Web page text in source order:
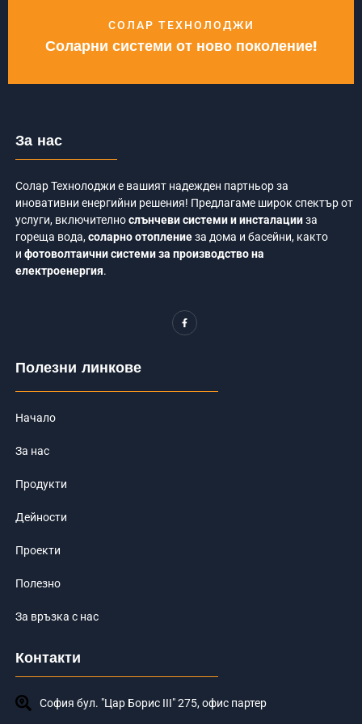
СОЛАР ТЕХНОЛОДЖИ
Соларни системи от ново поколение!
За нас
Солар Технолоджи е вашият надежден партньор за
иновативни енергийни решения! Предлагаме широк спектър от
услуги, включителнослънчеви системи и инсталацииза
гореща вода,соларно отоплениеза дома и басейни, както
и фотоволтаични системи за производство на
електроенергия.
F
a
c
f
Полезни линкове
Начало
За нас
Продукти
Дейности
Проекти
Полезно
За връзка с нас
Контакти
София бул. "Цар Борис III" 275, офис партер